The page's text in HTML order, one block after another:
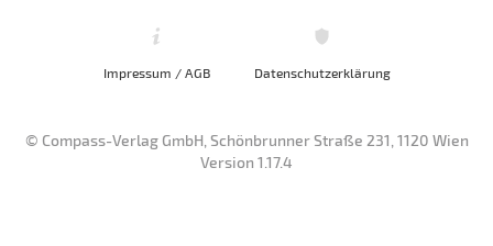
Impressum / AGB Datenschutzerklärung
© Compass-Verlag GmbH, Schönbrunner Straße 231, 1120 Wien
Version 1.17.4